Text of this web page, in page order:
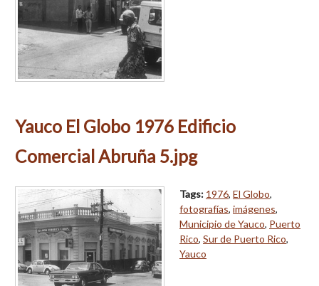
Yauco El Globo 1976 Edificio
Comercial Abruña 5.jpg
Tags: 1976, El Globo,
fotografías, imágenes,
Municipio de Yauco, Puerto
Rico, Sur de Puerto Rico,
Yauco